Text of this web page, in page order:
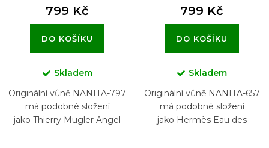
799 Kč
DO KOŠÍKU
Skladem
Originální vůně NANITA-797
má podobné složení
jako Thierry Mugler Angel
799 Kč
DO KOŠÍKU
Skladem
Originální vůně NANITA-657
má podobné složení
jako Hermès Eau des